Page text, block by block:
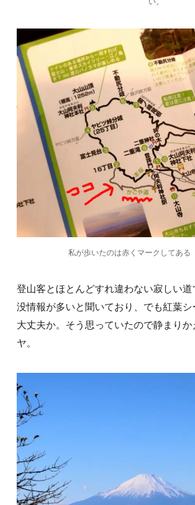
私が歩いたのは赤くマークしてある
登山客とほとんどすれ違わない寂しい
没情報が多いと聞いており、でも紅葉
大丈夫か。そう思っていたので静まりか
ヤ。